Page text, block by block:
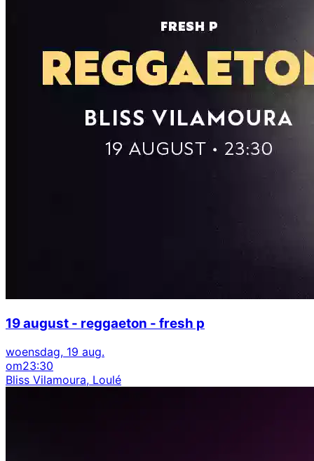
19 august - reggaeton - fresh p
woensdag, 19 aug.
om23:30
Bliss Vilamoura, Loulé